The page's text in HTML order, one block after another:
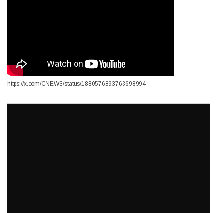
https://x.com/CNEWS/status/1880576893763698994